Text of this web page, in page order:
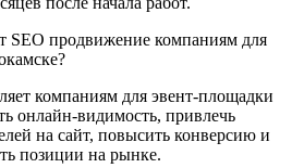
SEO продвижение компаниям для
компаниям для эвент-площадки
онлайн-видимость, привлечь
на сайт, повысить конверсию и
позиции на рынке.